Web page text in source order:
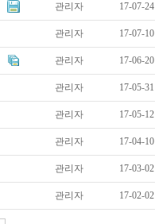
관리자 17-07-24
관리자 17-07-10
관리자 17-06-20
관리자 17-05-31
관리자 17-05-12
관리자 17-04-10
관리자 17-03-02
관리자 17-02-02